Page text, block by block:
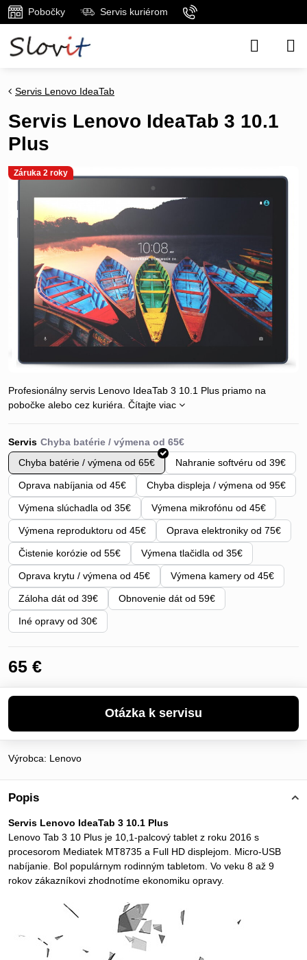
Pobočky Servis kuriérom
Záruka 2 roky
Servis Lenovo IdeaTab
Servis Lenovo IdeaTab 3 10.1
Plus
Profesionálny servis Lenovo IdeaTab 3 10.1 Plus priamo na
pobočke alebo cez kuriéra. Čítajte viac
Servis
Chyba batérie / výmena od 65€
Nahranie softvéru od 39€
Oprava nabíjania od 45€ Chyba displeja / výmena od 95€
Výmena slúchadla od 35€ Výmena mikrofónu od 45€
Výmena reproduktoru od 45€ Oprava elektroniky od 75€
Čistenie korózie od 55€ Výmena tlačidla od 35€
Oprava krytu / výmena od 45€ Výmena kamery od 45€
Záloha dát od 39€ Obnovenie dát od 59€
Iné opravy od 30€
65 €
Výrobca: Lenovo
Popis
Servis Lenovo IdeaTab 3 10.1 Plus
Lenovo Tab 3 10 Plus je 10,1-palcový tablet z roku 2016 s
procesorom Mediatek MT8735 a Full HD displejom. Micro-USB
nabíjanie. Bol populárnym rodinným tabletom. Vo veku 8 až 9
rokov zákazníkovi zhodnotíme ekonomiku opravy.